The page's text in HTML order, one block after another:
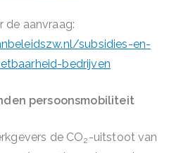
de aanvraag:
subsidies-en-
bedrijven
persoonsmobiliteit
de CO2 -uitstoot van